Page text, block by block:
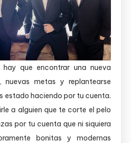
que encontrar una nueva
metas y replantearse
estado haciendo por tu cuenta.
a alguien que te corte el pelo
por tu cuenta que ni siquiera
bonitas y modernas